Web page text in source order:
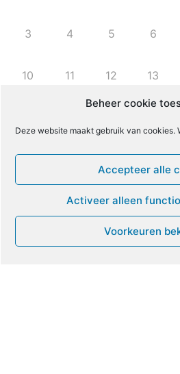
Beheer cookie
Deze website maakt gebruik van cookies.
Accepteer alle
Activeer alleen
Voorkeuren
3 4 5 6
10 11 12 13
24 25 26 27
1 2 3